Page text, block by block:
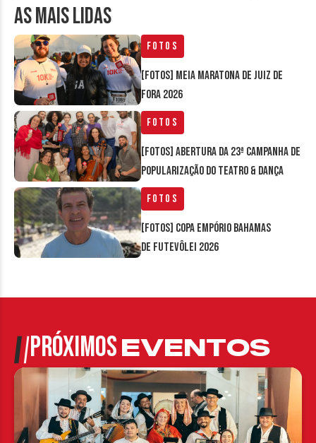
AS MAIS LIDAS
Fotos
[FOTOS] Meia Maratona de Juiz de
Fora 2026
Fotos
[FOTOS] Abertura da 23ª Campanha de
Popularização do Teatro & Dança
Fotos
[FOTOS] Copa Empório Bahamas
de Futevôlei 2026
PRÓXIMOSEVENTOS